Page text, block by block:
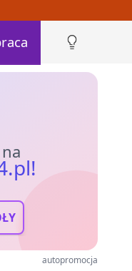
autopromocja